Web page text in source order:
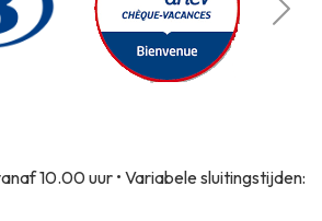
10.00 uur • Variabele sluitingstijden: